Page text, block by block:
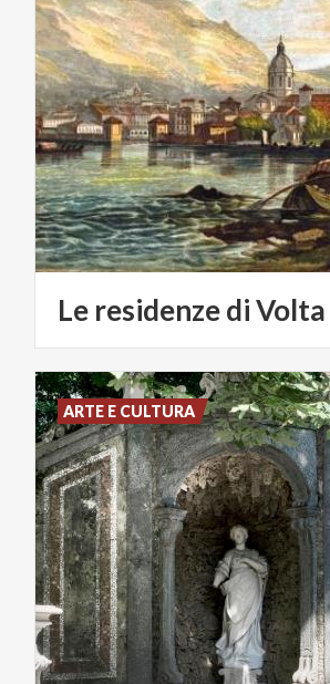
Le residenzediVolta
ARTE E CULTURA